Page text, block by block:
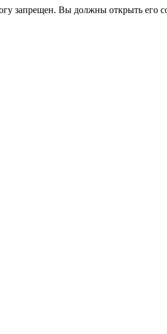
запрещен. Вы должны открыть его